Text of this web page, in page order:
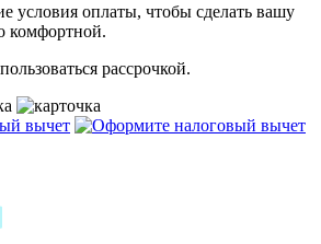
условия оплаты, чтобы сделать вашу
комфортной.
рассрочкой.